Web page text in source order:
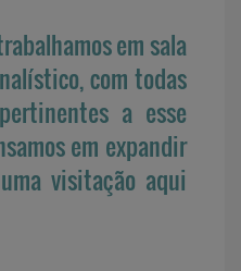
em sala
com todas
a esse
em expandir
visitação aqui